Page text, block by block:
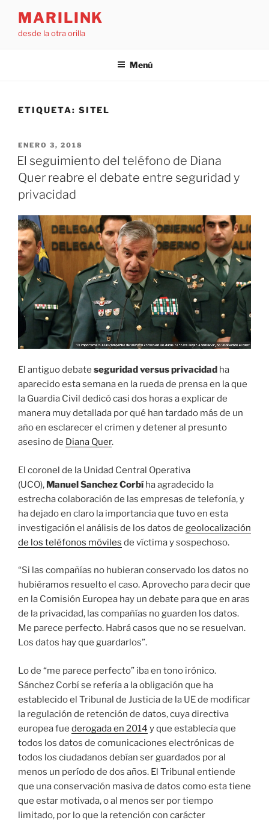
contenido
MARILINK
desde la otra orilla
Menú
ETIQUETA: SITEL
PUBLICADO
EL
ENERO 3, 2018
El seguimiento del teléfono de Diana
Quer reabre el debate entre seguridad y
privacidad
El antiguo debate seguridad versus privacidad ha
aparecido esta semana en la rueda de prensa en la que
la Guardia Civil dedicó casi dos horas a explicar de
manera muy detallada por qué han tardado más de un
año en esclarecer el crimen y detener al presunto
asesino de Diana Quer.
El coronel de la Unidad Central Operativa
(UCO), Manuel Sanchez Corbí ha agradecido la
estrecha colaboración de las empresas de telefonía, y
ha dejado en claro la importancia que tuvo en esta
investigación el análisis de los datos de geolocalización
de los teléfonos móviles de víctima y sospechoso.
“Si las compañías no hubieran conservado los datos no
hubiéramos resuelto el caso. Aprovecho para decir que
en la Comisión Europea hay un debate para que en aras
de la privacidad, las compañías no guarden los datos.
Me parece perfecto. Habrá casos que no se resuelvan.
Los datos hay que guardarlos”.
Lo de “me parece perfecto” iba en tono irónico.
Sánchez Corbí se refería a la obligación que ha
establecido el Tribunal de Justicia de la UE de modificar
la regulación de retención de datos, cuya directiva
europea fue derogada en 2014 y que establecía que
todos los datos de comunicaciones electrónicas de
todos los ciudadanos debían ser guardados por al
menos un período de dos años. El Tribunal entiende
que una conservación masiva de datos como esta tiene
que estar motivada, o al menos ser por tiempo
limitado, por lo que la retención con carácter